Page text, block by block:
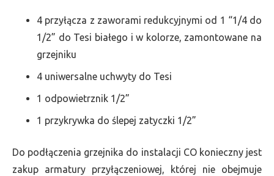
4 przyłącza z zaworami redukcyjnymi od 1 “1/4 do
1/2” do Tesi białego i w kolorze, zamontowane na
grzejniku
4 uniwersalne uchwyty do Tesi
1 odpowietrznik 1/2”
1 przykrywka do ślepej zatyczki 1/2”
Do podłączenia grzejnika do instalacji CO konieczny jest
zakup armatury przyłączeniowej, której nie obejmuje